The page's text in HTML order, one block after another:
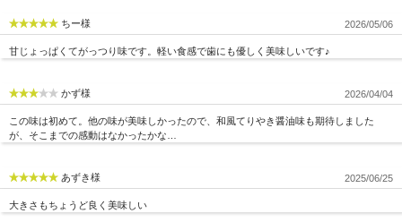
ちー様 2026/05/06
甘じょっぱくてがっつり味です。軽い食感で歯にも優しく美味しいです♪
かず様 2026/04/04
この味は初めて。他の味が美味しかったので、和風てりやき醤油味も期待しました
が、そこまでの感動はなかったかな…
あずき様 2025/06/25
大きさもちょうど良く美味しい